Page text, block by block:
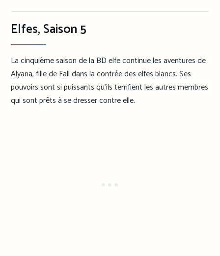
Elfes, Saison 5
La cinquième saison de la BD elfe continue les aventures de
Alyana, fille de Fall dans la contrée des elfes blancs. Ses
pouvoirs sont si puissants qu’ils terrifient les autres membres
qui sont prêts à se dresser contre elle.